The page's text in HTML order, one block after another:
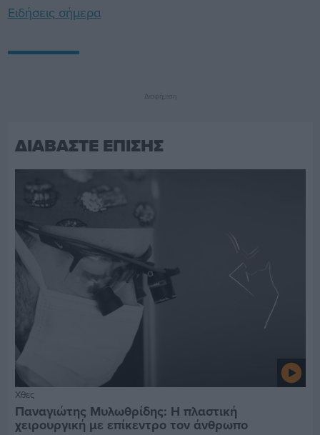
Ειδήσεις σήμερα
Διαφήμιση
ΔΙΑΒΑΣΤΕ ΕΠΙΣΗΣ
Χθες
Παναγιώτης Μυλωθρίδης: Η πλαστική
χειρουργική με επίκεντρο τον άνθρωπο